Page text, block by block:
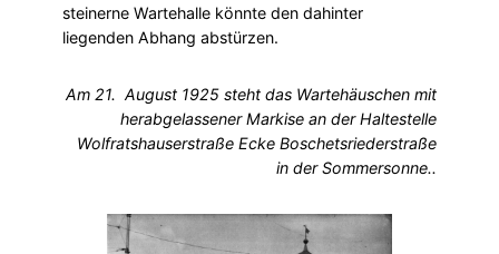
steinerne Wartehalle könnte den dahinter
liegenden Abhang abstürzen.
Am 21. August 1925 steht das Wartehäuschen mit
herabgelassener Markise an der Haltestelle
Wolfratshauserstraße Ecke Boschetsriederstraße
in der Sommersonne..